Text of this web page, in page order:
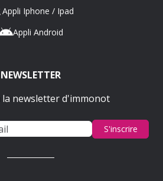
Appli Iphone / Ipad
Appli Android
NEWSLETTER
la newsletter d'immonot
S'inscrire